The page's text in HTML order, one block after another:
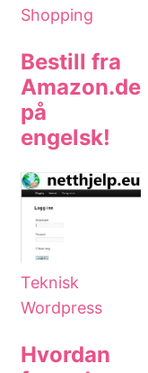
Shopping
Bestill fra
Amazon.de
på
engelsk!
Teknisk
Wordpress
Hvordan